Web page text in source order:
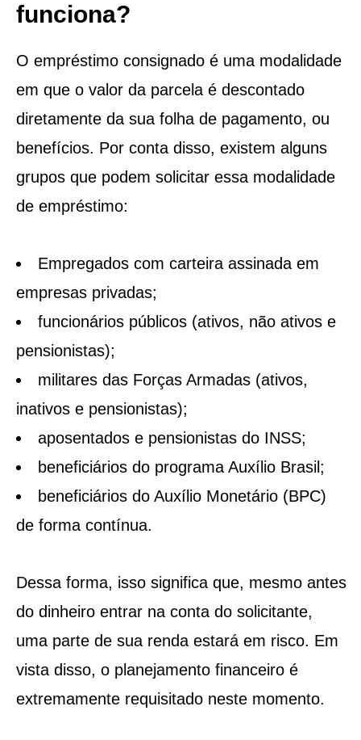
funciona?
O empréstimo consignado é uma modalidade
em que o valor da parcela é descontado
diretamente da sua folha de pagamento, ou
benefícios. Por conta disso, existem alguns
grupos que podem solicitar essa modalidade
de empréstimo:
Empregados com carteira assinada em
empresas privadas;
funcionários públicos (ativos, não ativos e
pensionistas);
militares das Forças Armadas (ativos,
inativos e pensionistas);
aposentados e pensionistas do INSS;
beneficiários do programa Auxílio Brasil;
beneficiários do Auxílio Monetário (BPC)
de forma contínua.
Dessa forma, isso significa que, mesmo antes
do dinheiro entrar na conta do solicitante,
uma parte de sua renda estará em risco. Em
vista disso, o planejamento financeiro é
extremamente requisitado neste momento.